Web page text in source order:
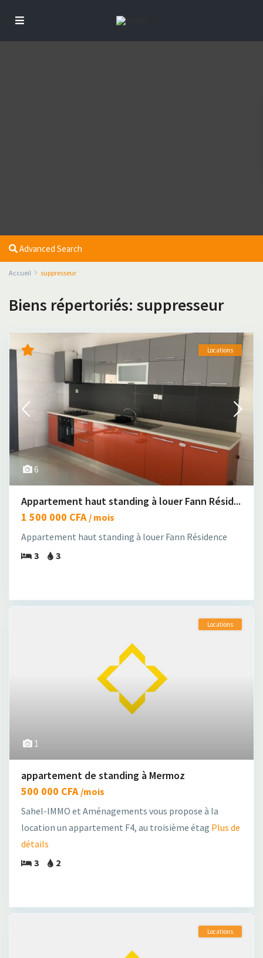
Advanced Search
Accueil suppresseur
Biens répertoriés: suppresseur
6
Locations
Appartement haut standing à louer Fann Résid...
1 500 000 CFA / mois
Appartement haut standing à louer Fann Résidence
3
3
1
Locations
appartement de standing à Mermoz
500 000 CFA /mois
Sahel-IMMO et Aménagements vous propose à la
location un appartement F4, au troisième étag Plus de
détails
3
2
Locations